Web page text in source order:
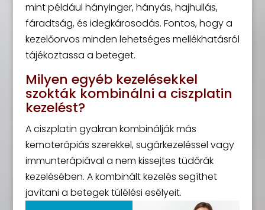
mint például hányinger, hányás, hajhullás,
fáradtság, és idegkárosodás. Fontos, hogy a
kezelőorvos minden lehetséges mellékhatásról
tájékoztassa a beteget.
Milyen egyéb kezelésekkel
szokták kombinálni a ciszplatin
kezelést?
A ciszplatin gyakran kombinálják más
kemoterápiás szerekkel, sugárkezeléssel vagy
immunterápiával a nem kissejtes tüdőrák
kezelésében. A kombinált kezelés segíthet
javítani a betegek túlélési esélyeit.